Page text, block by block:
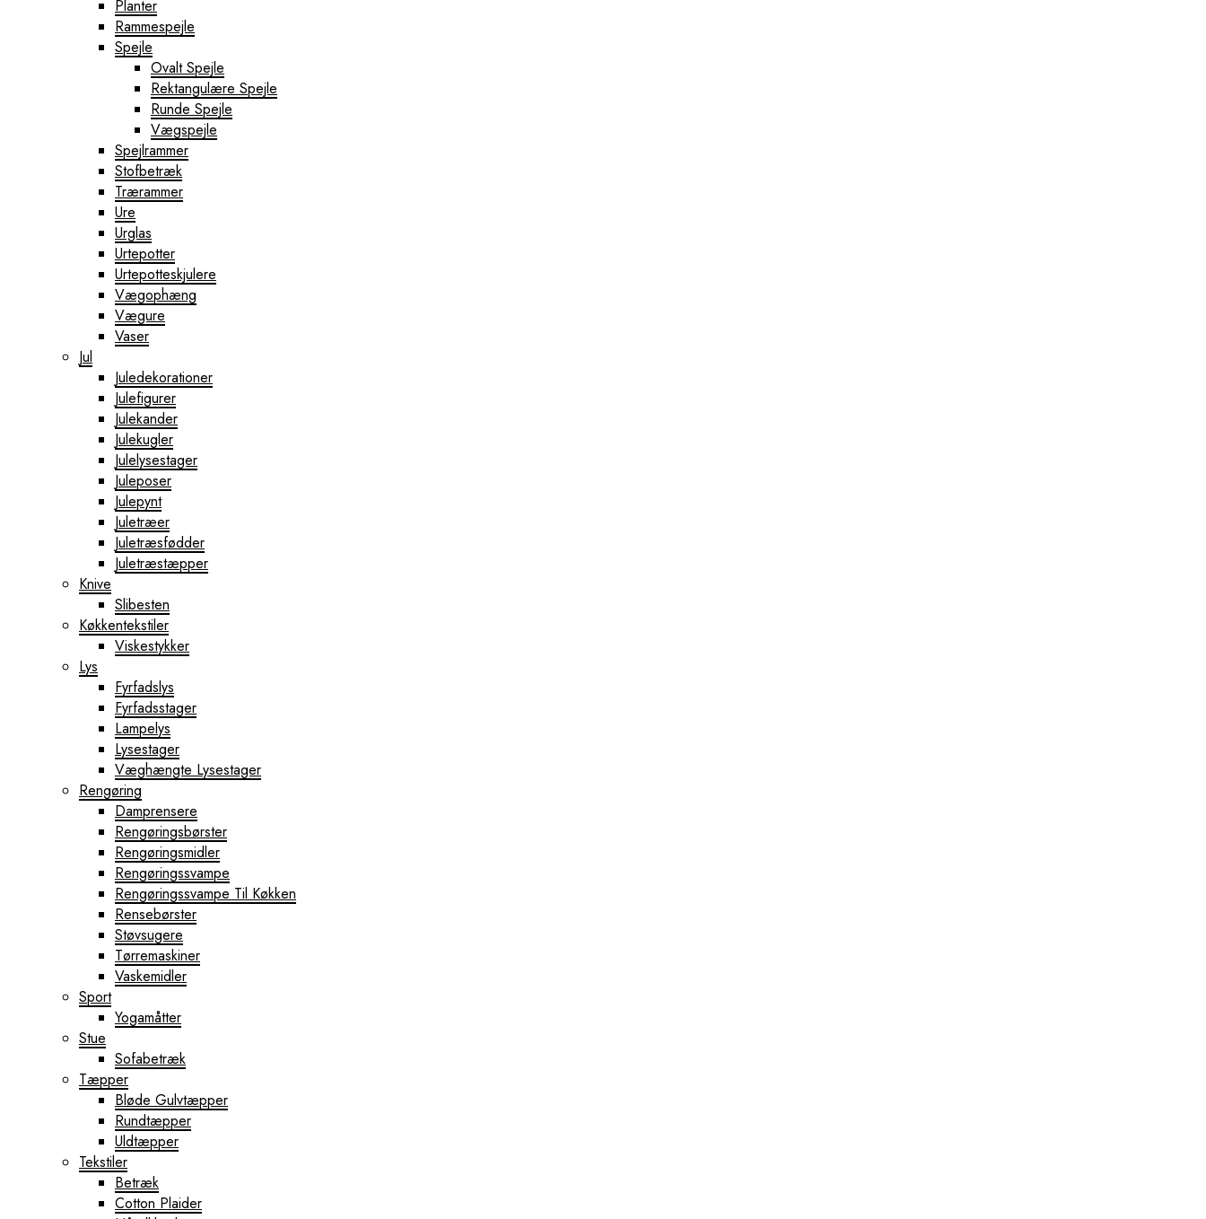
Planter
Rammespejle
Spejle
Ovalt Spejle
Rektangulære Spejle
Runde Spejle
Vægspejle
Spejlrammer
Stofbetræk
Trærammer
Ure
Urglas
Urtepotter
Urtepotteskjulere
Vægophæng
Vægure
Vaser
Jul
Juledekorationer
Julefigurer
Julekander
Julekugler
Julelysestager
Juleposer
Julepynt
Juletræer
Juletræsfødder
Juletræstæpper
Knive
Slibesten
Køkkentekstiler
Viskestykker
Lys
Fyrfadslys
Fyrfadsstager
Lampelys
Lysestager
Væghængte Lysestager
Rengøring
Damprensere
Rengøringsbørster
Rengøringsmidler
Rengøringssvampe
Rengøringssvampe Til Køkken
Rensebørster
Støvsugere
Tørremaskiner
Vaskemidler
Sport
Yogamåtter
Stue
Sofabetræk
Tæpper
Bløde Gulvtæpper
Rundtæpper
Uldtæpper
Tekstiler
Betræk
Cotton Plaider